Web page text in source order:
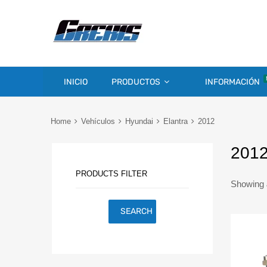
INICIO PRODUCTOS INFORMACIÓN
Home Vehículos Hyundai Elantra 2012
Showing
PRODUCTS FILTER
SEARCH